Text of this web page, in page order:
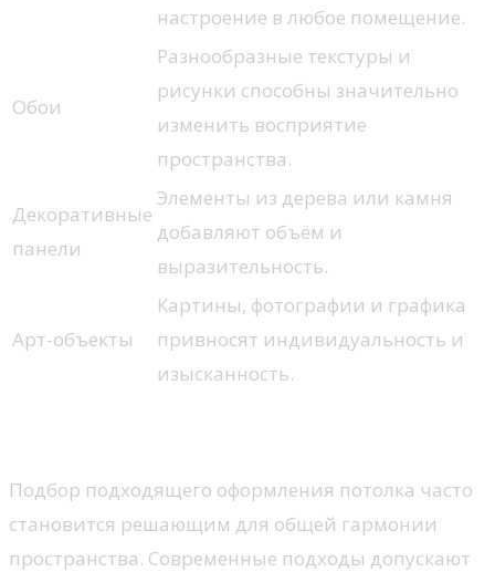
настроение в любое помещение.
Обои
Разнообразные текстуры и
рисунки способны значительно
изменить восприятие
пространства.
Декоративные
панели
Элементы из дерева или камня
добавляют объём и
выразительность.
Арт-объекты
Картины, фотографии и графика
привносят индивидуальность и
изысканность.
Подбор подходящего оформления потолка часто
становится решающим для общей гармонии
пространства. Современные подходы допускают